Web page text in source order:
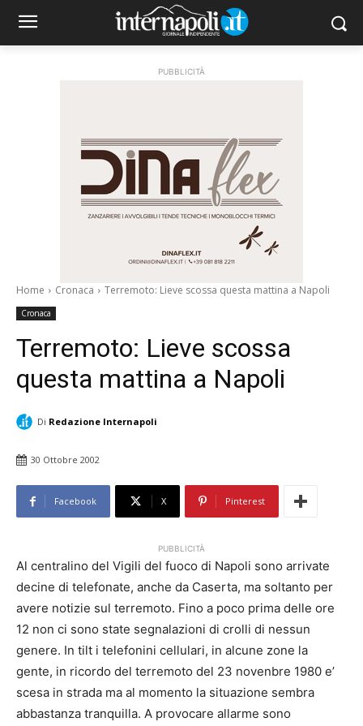
PUBBLICITÀ
Home Cronaca Terremoto: Lieve scossa questa mattina a Napoli
Cronaca
Terremoto: Lieve scossa
questa mattina a Napoli
Di Redazione Internapoli
30 Ottobre 2002
Facebook X Pinterest
PUBBLICITÀ
Al centralino del Vigili del fuoco di Napoli sono arrivate
decine di telefonate, anche da Caserta, ma soltanto per
avere notizie sul terremoto. Fino a poco prima delle ore
12 non ci sono state segnalazioni di crolli di nessun
genere. In tilt i telefonini cellulari, in alcune zone la
gente, in ricordo del terremoto del 23 novenbre 1980 e’
scesa in strada ma al momento la situazione sembra
abbastanza tranquilla. A provocare allarme sono